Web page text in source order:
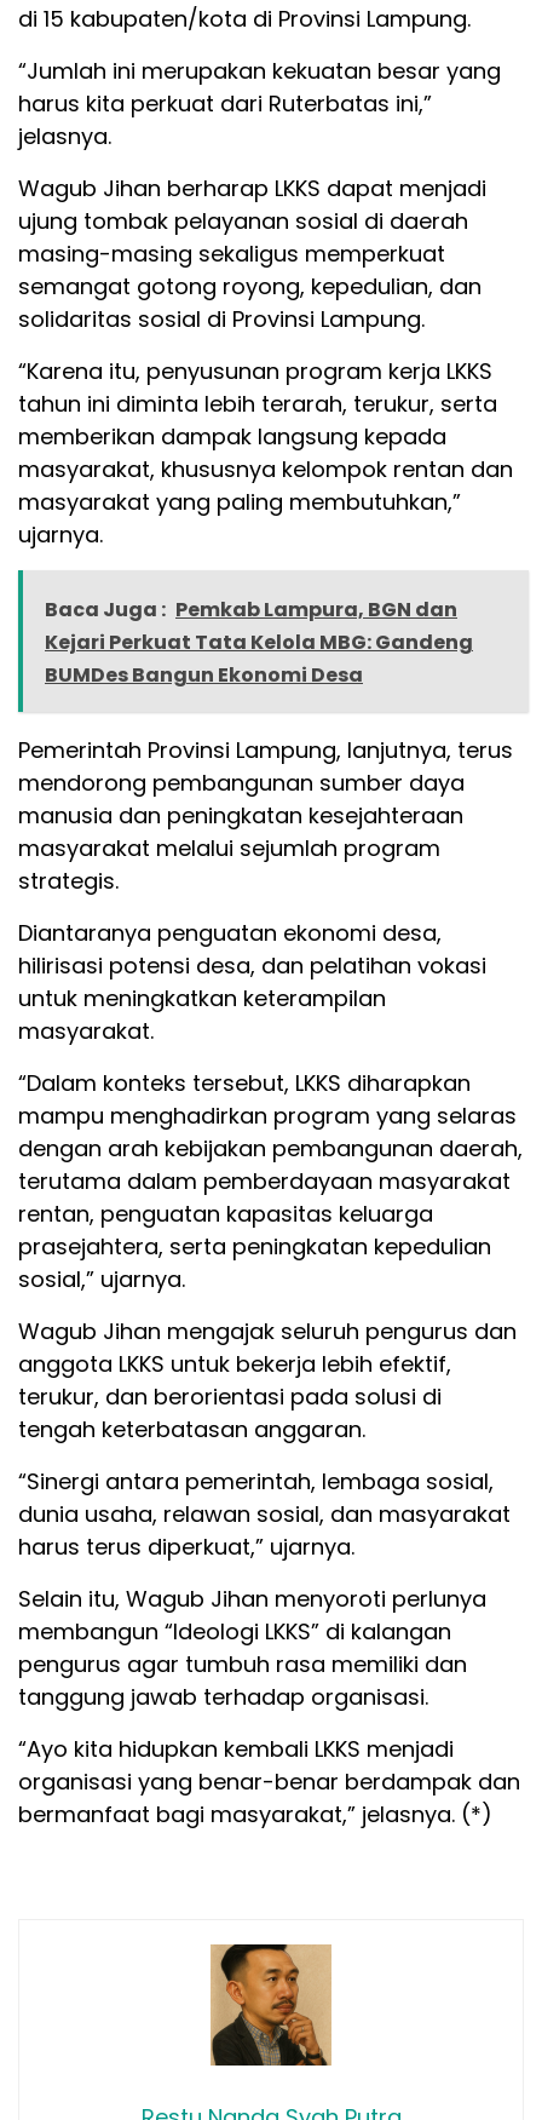
di 15 kabupaten/kota di Provinsi Lampung.
“Jumlah ini merupakan kekuatan besar yang
harus kita perkuat dari Ruterbatas ini,”
jelasnya.
Wagub Jihan berharap LKKS dapat menjadi
ujung tombak pelayanan sosial di daerah
masing-masing sekaligus memperkuat
semangat gotong royong, kepedulian, dan
solidaritas sosial di Provinsi Lampung.
“Karena itu, penyusunan program kerja LKKS
tahun ini diminta lebih terarah, terukur, serta
memberikan dampak langsung kepada
masyarakat, khususnya kelompok rentan dan
masyarakat yang paling membutuhkan,”
ujarnya.
Baca Juga : Pemkab Lampura, BGN dan
Kejari Perkuat Tata Kelola MBG: Gandeng
BUMDes Bangun Ekonomi Desa
Pemerintah Provinsi Lampung, lanjutnya, terus
mendorong pembangunan sumber daya
manusia dan peningkatan kesejahteraan
masyarakat melalui sejumlah program
strategis.
Diantaranya penguatan ekonomi desa,
hilirisasi potensi desa, dan pelatihan vokasi
untuk meningkatkan keterampilan
masyarakat.
“Dalam konteks tersebut, LKKS diharapkan
mampu menghadirkan program yang selaras
dengan arah kebijakan pembangunan daerah,
terutama dalam pemberdayaan masyarakat
rentan, penguatan kapasitas keluarga
prasejahtera, serta peningkatan kepedulian
sosial,” ujarnya.
Wagub Jihan mengajak seluruh pengurus dan
anggota LKKS untuk bekerja lebih efektif,
terukur, dan berorientasi pada solusi di
tengah keterbatasan anggaran.
“Sinergi antara pemerintah, lembaga sosial,
dunia usaha, relawan sosial, dan masyarakat
harus terus diperkuat,” ujarnya.
Selain itu, Wagub Jihan menyoroti perlunya
membangun “Ideologi LKKS” di kalangan
pengurus agar tumbuh rasa memiliki dan
tanggung jawab terhadap organisasi.
“Ayo kita hidupkan kembali LKKS menjadi
organisasi yang benar-benar berdampak dan
bermanfaat bagi masyarakat,” jelasnya. (*)